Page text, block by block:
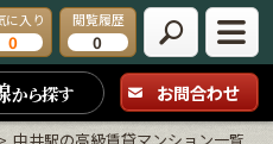
に入り
0
閲覧履歴
0
から探す お問合わせ